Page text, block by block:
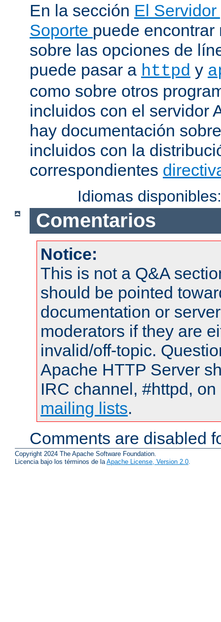
En la sección El
Soporte puede
sobre las opciones de
puede pasar a httpd y
como sobre otros
incluidos con el servidor
hay documentación
incluidos con la
correspondientes
Idiomas
Comentarios
Notice:
This is not a Q&A
should be pointed
documentation or
moderators if they are
invalid/off-topic.
Apache HTTP Server
IRC channel, #httpd,
mailing lists.
Comments are disabled
Copyright 2024 The Apache Software Foundation.
Licencia bajo los términos de la Apache License, Version 2.0